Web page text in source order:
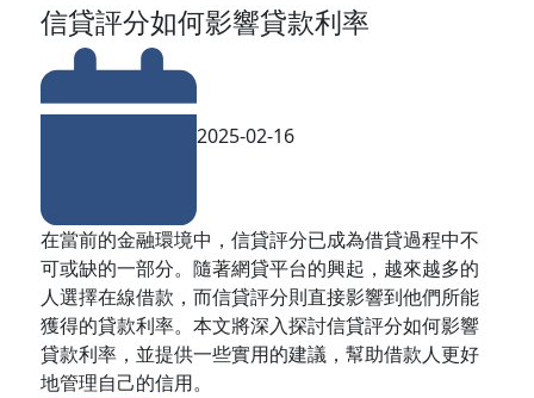
信貸評分如何影響貸款利率
2025-02-16
在當前的金融環境中，信貸評分已成為借貸過程中不
可或缺的一部分。隨著網貸平台的興起，越來越多的
人選擇在線借款，而信貸評分則直接影響到他們所能
獲得的貸款利率。本文將深入探討信貸評分如何影響
貸款利率，並提供一些實用的建議，幫助借款人更好
地管理自己的信用。